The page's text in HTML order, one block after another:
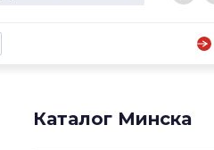
Каталог Минска